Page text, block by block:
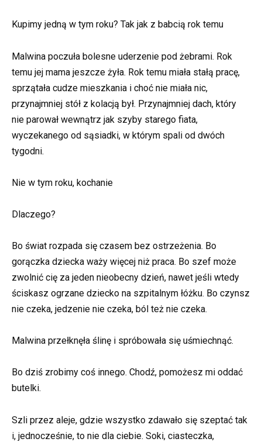
Kupimy jedną w tym roku? Tak jak z babcią rok temu
Malwina poczuła bolesne uderzenie pod żebrami. Rok
temu jej mama jeszcze żyła. Rok temu miała stałą pracę,
sprzątała cudze mieszkania i choć nie miała nic,
przynajmniej stół z kolacją był. Przynajmniej dach, który
nie parował wewnątrz jak szyby starego fiata,
wyczekanego od sąsiadki, w którym spali od dwóch
tygodni.
Nie w tym roku, kochanie
Dlaczego?
Bo świat rozpada się czasem bez ostrzeżenia. Bo
gorączka dziecka waży więcej niż praca. Bo szef może
zwolnić cię za jeden nieobecny dzień, nawet jeśli wtedy
ściskasz ogrzane dziecko na szpitalnym łóżku. Bo czynsz
nie czeka, jedzenie nie czeka, ból też nie czeka.
Malwina przełknęła ślinę i spróbowała się uśmiechnąć.
Bo dziś zrobimy coś innego. Chodź, pomożesz mi oddać
butelki.
Szli przez aleje, gdzie wszystko zdawało się szeptać tak
i, jednocześnie, to nie dla ciebie. Soki, ciasteczka,